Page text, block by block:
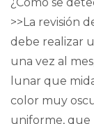
>>La revisión
debe realizar
una vez al
lunar que
color muy
uniforme, que